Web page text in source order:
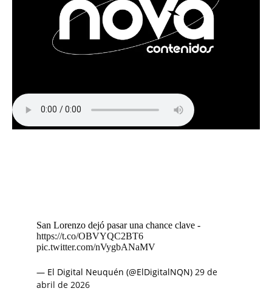
San Lorenzo dejó pasar una chance clave -
https://t.co/OBVYQC2BT6
pic.twitter.com/nVygbANaMV
— El Digital Neuquén (@ElDigitalNQN) 29 de
abril de 2026